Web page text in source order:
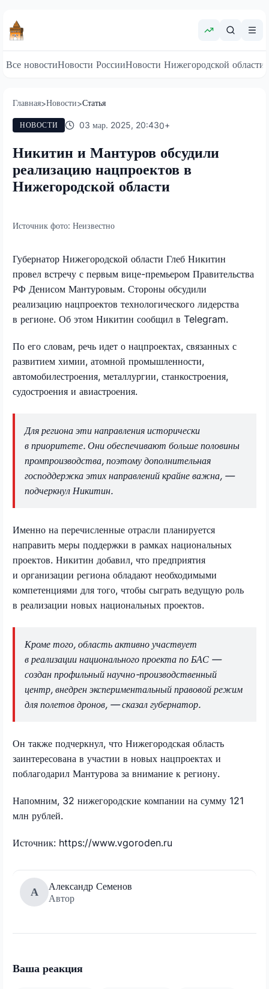
Все новостиНовости РоссииНовости Нижегородской области
Главная>Новости>Статья
НОВОСТИ 03 мар. 2025, 20:430+
Никитин и Мантуров обсудили
реализацию нацпроектов в
Нижегородской области
Источник фото: Неизвестно
Губернатор Нижегородской области Глеб Никитин
провел встречу с первым вице-премьером Правительства
РФ Денисом Мантуровым. Стороны обсудили
реализацию нацпроектов технологического лидерства
в регионе. Об этом Никитин сообщил в Telegram.
По его словам, речь идет о нацпроектах, связанных с
развитием химии, атомной промышленности,
автомобилестроения, металлургии, станкостроения,
судостроения и авиастроения.
Для региона эти направления исторически
в приоритете. Они обеспечивают больше половины
промпроизводства, поэтому дополнительная
господдержка этих направлений крайне важна, —
подчеркнул Никитин.
Именно на перечисленные отрасли планируется
направить меры поддержки в рамках национальных
проектов. Никитин добавил, что предприятия
и организации региона обладают необходимыми
компетенциями для того, чтобы сыграть ведущую роль
в реализации новых национальных проектов.
Кроме того, область активно участвует
в реализации национального проекта по БАС —
создан профильный научно-производственный
центр, внедрен экспериментальный правовой режим
для полетов дронов, — сказал губернатор.
Он также подчеркнул, что Нижегородская область
заинтересована в участии в новых нацпроектах и
поблагодарил Мантурова за внимание к региону.
Напомним, 32 нижегородские компании на сумму 121
млн рублей.
Источник: https://www.vgoroden.ru
А
Александр Семенов
Автор
Ваша реакция